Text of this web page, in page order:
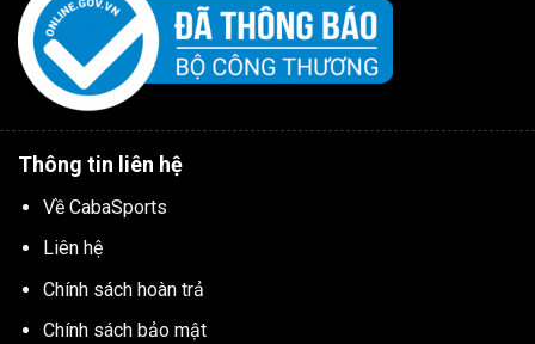
Thông tin liên hệ
Về CabaSports
Liên hệ
Chính sách hoàn trả
Chính sách bảo mật